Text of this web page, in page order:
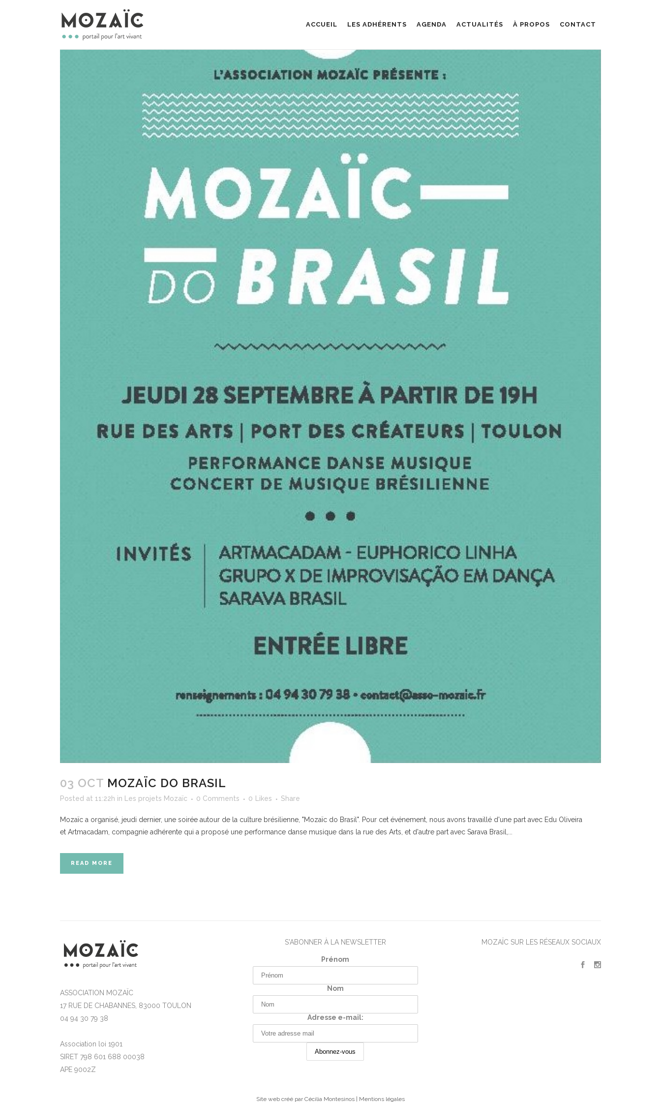
ACCUEIL LES ADHÉRENTS AGENDA ACTUALITÉS À PROPOS CONTACT
03 OCT MOZAÏC DO BRASIL
Posted at 11:22h in Les projets Mozaïc 0 Comments 0 Likes Share
Mozaïc a organisé, jeudi dernier, une soirée autour de la culture brésilienne, "Mozaïc do Brasil". Pour cet événement, nous avons travaillé d'une part avec Edu Oliveira
et Artmacadam, compagnie adhérente qui a proposé une performance danse musique dans la rue des Arts, et d'autre part avec Sarava Brasil,...
READ MORE
ASSOCIATION MOZAÏC
17 RUE DE CHABANNES, 83000 TOULON
04 94 30 79 38
Association loi 1901
SIRET 798 601 688 00038
APE 9002Z
S'ABONNER À LA NEWSLETTER
Prénom
Nom
Adresse e-mail:
MOZAÏC SUR LES RÉSEAUX SOCIAUX
Site web créé parCécilia Montesinos | Mentions légales